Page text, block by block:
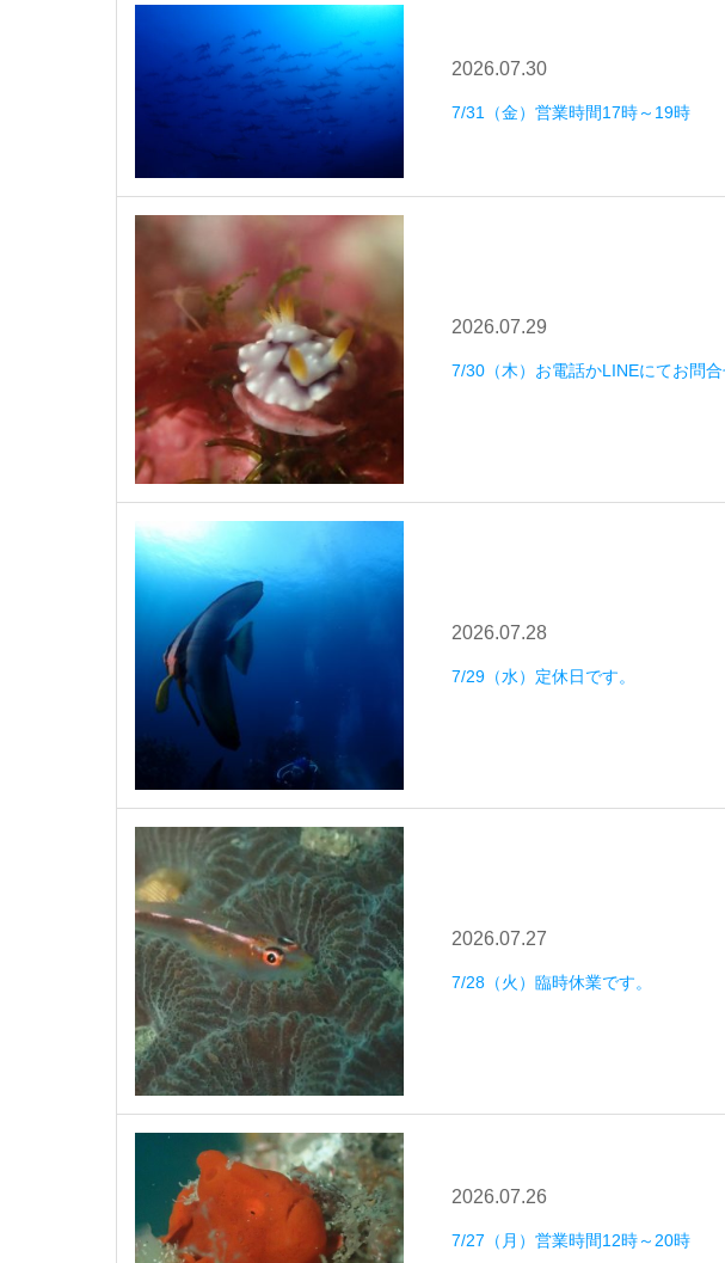
2026.07.30
7/31（金）営業時間17時～19時
2026.07.29
7/30（木）お電話かLINEにてお問合
2026.07.28
7/29（水）定休日です。
2026.07.27
7/28（火）臨時休業です。
2026.07.26
7/27（月）営業時間12時～20時